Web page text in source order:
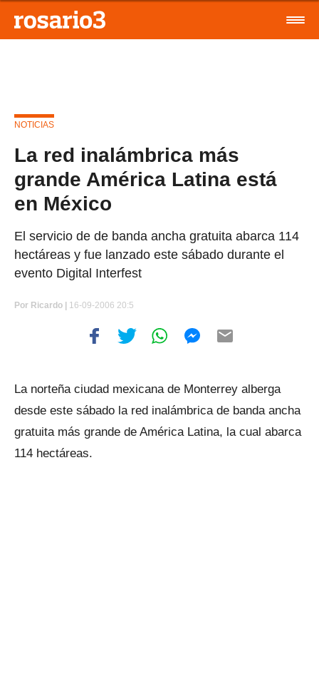
NOTICIAS
La red inalámbrica más
grande América Latina está
en México
El servicio de de banda ancha gratuita abarca 114
hectáreas y fue lanzado este sábado durante el
evento Digital Interfest
Por Ricardo | 16-09-2006 20:5
La norteña ciudad mexicana de Monterrey alberga
desde este sábado la red inalámbrica de banda ancha
gratuita más grande de América Latina, la cual abarca
114 hectáreas.